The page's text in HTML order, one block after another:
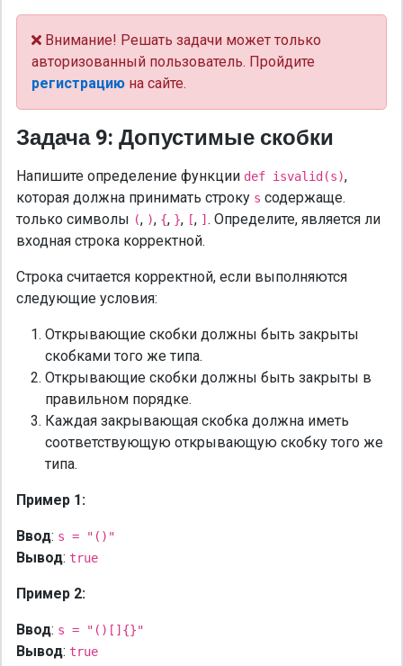
Внимание! Решать задачи может только
авторизованный пользователь. Пройдите
регистрацию на сайте.
Задача 9: Допустимые скобки
Напишите определение функции def isvalid(s),
которая должна принимать строку s содержащe.
только символы (, ), {, }, [, ] . Определите, является ли
входная строка корректной.
Строка считается корректной, если выполняются
следующие условия:
Открывающие скобки должны быть закрыты
скобками того же типа.
Открывающие скобки должны быть закрыты в
правильном порядке.
Каждая закрывающая скобка должна иметь
соответствующую открывающую скобку того же
типа.
Пример 1:
Ввод: s = "()"
Вывод: true
Пример 2:
Ввод: s = "()[]{}"
Вывод: true